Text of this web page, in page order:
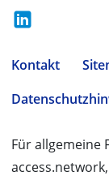
Kontakt
Für allgemeine